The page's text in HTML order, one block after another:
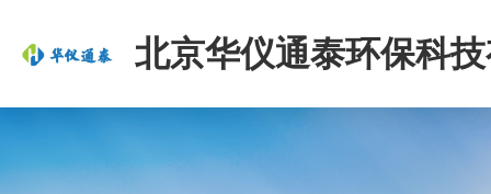
北京华仪通泰环保科
司